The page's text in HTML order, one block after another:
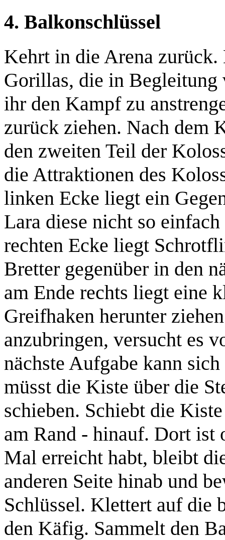
4. Balkonschlüssel
Kehrt in die Arena
Gorillas, die in
ihr den Kampf zu
zurück ziehen. Nach dem
den zweiten Teil der
die Attraktionen des
linken Ecke liegt ein
Lara diese nicht so
rechten Ecke liegt
Bretter gegenüber in den
am Ende rechts liegt eine
Greifhaken herunter
anzubringen, versucht es
nächste Aufgabe kann
müsst die Kiste über die
schieben. Schiebt die
am Rand - hinauf. Dort ist
Mal erreicht habt, bleibt
anderen Seite hinab und
Schlüssel. Klettert auf die
den Käfig. Sammelt den